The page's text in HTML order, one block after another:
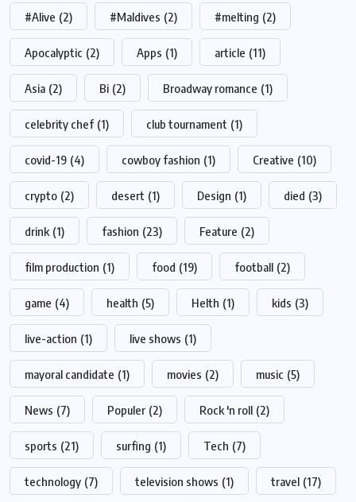
#Alive (2) #Maldives (2) #melting (2)
Apocalyptic (2) Apps (1) article (11)
Asia (2) Bi (2) Broadway romance (1)
celebrity chef (1) club tournament (1)
covid-19 (4) cowboy fashion (1) Creative (10)
crypto (2) desert (1) Design (1) died (3)
drink (1) fashion (23) Feature (2)
film production (1) food (19) football (2)
game (4) health (5) Helth (1) kids (3)
live-action (1) live shows (1)
mayoral candidate (1) movies (2) music (5)
News (7) Populer (2) Rock 'n roll (2)
sports (21) surfing (1) Tech (7)
technology (7) television shows (1) travel (17)